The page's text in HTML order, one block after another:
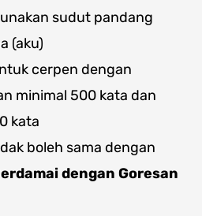
sudut pandang
(aku)
cerpen dengan
minimal 500 kata dan
kata
boleh sama dengan
dengan Goresan